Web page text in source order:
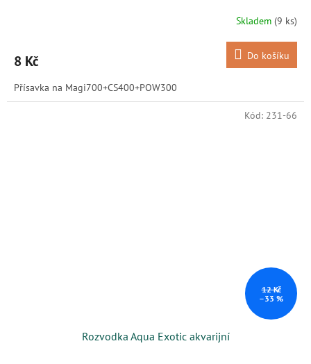
Skladem (9 ks)
8 Kč Do košíku
Přísavka na Magi700+CS400+POW300
12 Kč
–33 %
Rozvodka Aqua Exotic akvarijní
Kód: 231-66